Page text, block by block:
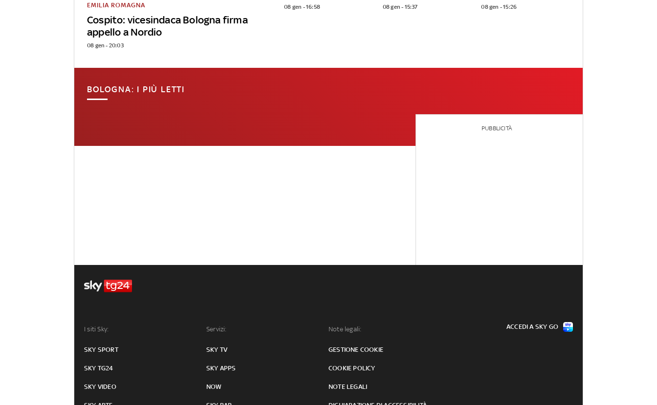
Cospito: vicesindaca Bologna firma
appello a Nordio
EMILIA ROMAGNA
08 gen - 20:03
08 gen - 16:58 08 gen - 15:37 08 gen - 15:26
BOLOGNA: I PIÙ LETTI
PUBBLICITÀ
I siti Sky:
SKY SPORT
SKY TG24
SKY VIDEO
Servizi:
SKY TV
SKY APPS
NOW
Note legali:
GESTIONE COOKIE
COOKIE POLICY
NOTE LEGALI
ACCEDI A SKY GO